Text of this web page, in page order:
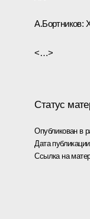
А.Бортников:
<…>
Статус
Опубликован в
Дата
Ссылка на